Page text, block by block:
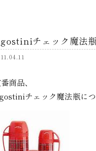
チェック魔法
商品、
チェック魔法瓶につ